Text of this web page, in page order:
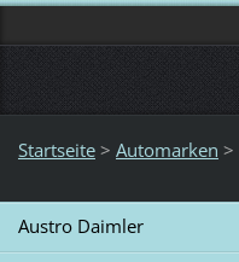
Startseite > Automarken >
Austro Daimler